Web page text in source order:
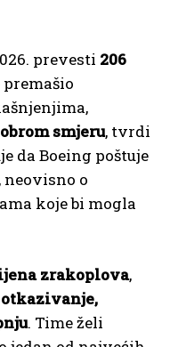
prevesti 206
premašio
smjeru, tvrdi
da Boeing poštuje
neovisno o
koje bi mogla
zrakoplova,
otkazivanje,
. Time želi